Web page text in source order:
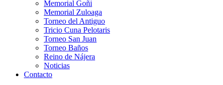
Memorial Goñi
Memorial Zuloaga
Torneo del Antiguo
Tricio Cuna Pelotaris
Torneo San Juan
Torneo Baños
Reino de Nájera
Noticias
Contacto